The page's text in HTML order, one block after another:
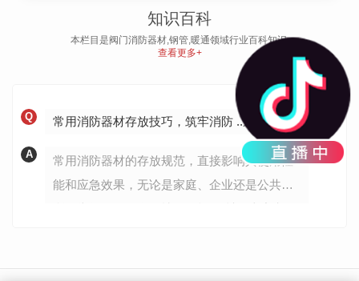
知识百科
本栏目是阀门消防器材,钢管,暖通领域行业百科知识.
查看更多+
Q 常用消防器材存放技巧，筑牢消防 ..道防线
A
常用消防器材的存放规范，直接影响其使用性
能和应急效果，无论是家庭、企业还是公共场